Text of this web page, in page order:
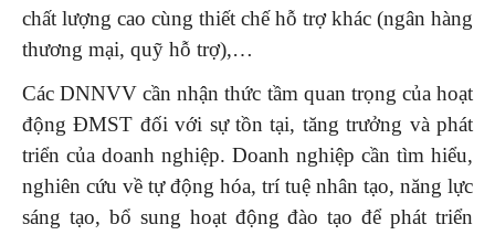
chất lượng cao cùng thiết chế hỗ trợ khác (ngân hàng
thương mại, quỹ hỗ trợ),…
Các DNNVV cần nhận thức tầm quan trọng của hoạt
động ĐMST đối với sự tồn tại, tăng trưởng và phát
triển của doanh nghiệp. Doanh nghiệp cần tìm hiểu,
nghiên cứu về tự động hóa, trí tuệ nhân tạo, năng lực
sáng tạo, bổ sung hoạt động đào tạo để phát triển